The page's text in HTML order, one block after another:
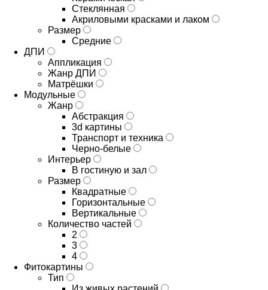
Стеклянная
Акриловыми красками и лаком
Размер
Средние
ДПИ
Аппликация
Жанр ДПИ
Матрёшки
Модульные
Жанр
Абстракция
3d картины
Транспорт и техника
Черно-белые
Интерьер
В гостиную и зал
Размер
Квадратные
Горизонтальные
Вертикальные
Количество частей
2
3
4
Фитокартины
Тип